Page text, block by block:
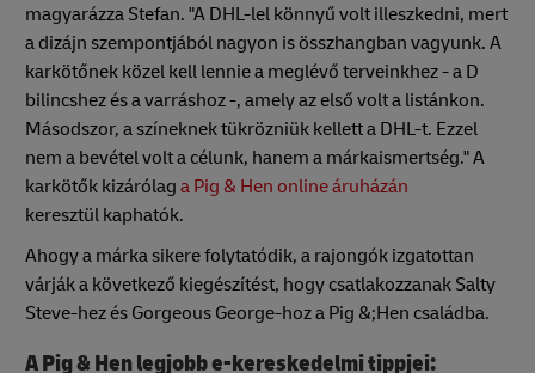
magyarázza Stefan. "A DHL-lel könnyű volt illeszkedni, mert
a dizájn szempontjából nagyon is összhangban vagyunk. A
karkötőnek közel kell lennie a meglévő terveinkhez - a D
bilincshez és a varráshoz -, amely az első volt a listánkon.
Másodszor, a színeknek tükrözniük kellett a DHL-t. Ezzel
nem a bevétel volt a célunk, hanem a márkaismertség." A
karkötők kizárólag a Pig & Hen online áruházán
keresztül kaphatók.
Ahogy a márka sikere folytatódik, a rajongók izgatottan
várják a következő kiegészítést, hogy csatlakozzanak Salty
Steve-hez és Gorgeous George-hoz a Pig &;Hen családba.
A Pig & Hen legjobb e-kereskedelmi tippjei: